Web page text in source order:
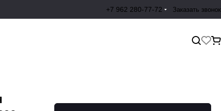
+7 962 280-77-72 Заказать звонок